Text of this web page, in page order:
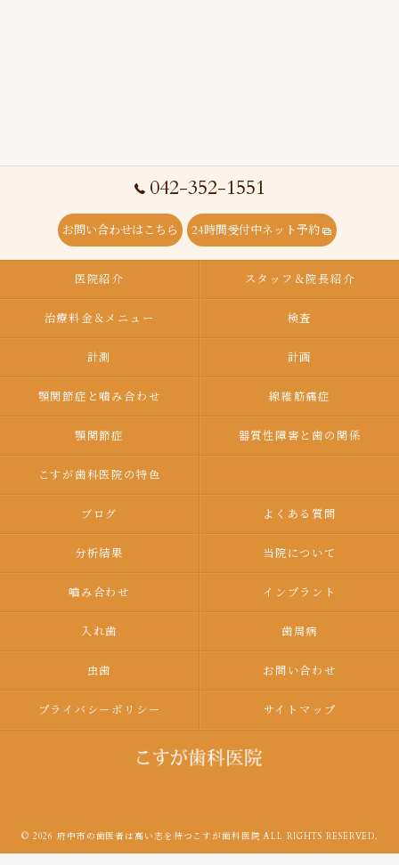
042-352-1551
お問い合わせはこちら 24時間受付中ネット予約
医院紹介 スタッフ＆院長紹介
治療料金＆メニュー 検査
計測 計画
顎関節症と噛み合わせ 線維筋痛症
顎関節症 器質性障害と歯の関係
こすが歯科医院の特色
ブログ よくある質問
分析結果 当院について
嚙み合わせ インプラント
入れ歯 歯周病
虫歯 お問い合わせ
プライバシーポリシー サイトマップ
© 2026 府中市の歯医者は高い志を持つこすが歯科医院 ALL RIGHTS RESERVED.